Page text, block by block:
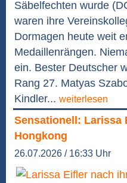
Säbelfechten wurde
waren ihre
Dormagen heute weit
Medaillenrängen.
ein. Bester Deutscher
Rang 27. Matyas
Kindler... weiterlesen
Sensationell: Larissa
Hongkong
26.07.2026 / 16:33 Uhr